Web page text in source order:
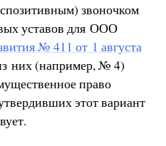
звоночком
уставов для ООО
№ 411 от 1 августа
них (например, № 4)
право
этот вариант